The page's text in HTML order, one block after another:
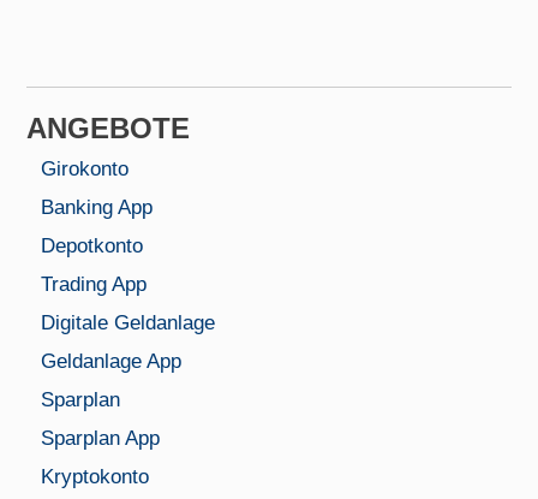
ANGEBOTE
Girokonto
Banking App
Depotkonto
Trading App
Digitale Geldanlage
Geldanlage App
Sparplan
Sparplan App
Kryptokonto